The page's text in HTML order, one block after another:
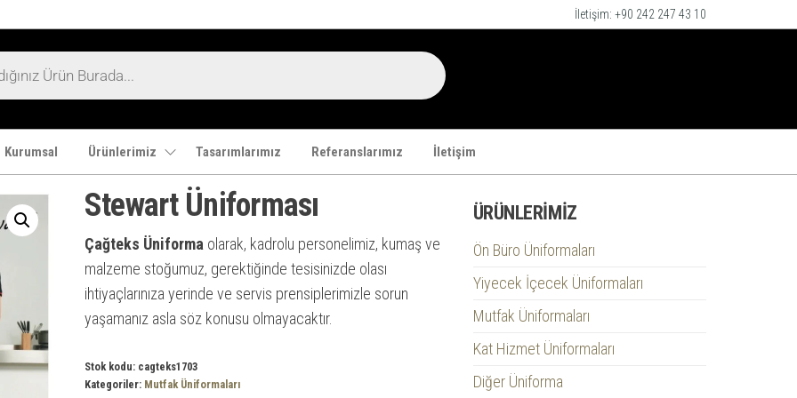
İletişim: +90 242 247 43 10
Kurumsal Ürünlerimiz Tasarımlarımız Referanslarımız İletişim
Stewart Üniforması
Çağteks Üniforma olarak, kadrolu personelimiz, kumaş ve
malzeme stoğumuz, gerektiğinde tesisinizde olası
ihtiyaçlarınıza yerinde ve servis prensiplerimizle sorun
yaşamanız asla söz konusu olmayacaktır.
Stok kodu: cagteks1703
Kategoriler: Mutfak Üniformaları
ÜRÜNLERIMIZ
Ön Büro Üniformaları
Yiyecek İçecek Üniformaları
Mutfak Üniformaları
Kat Hizmet Üniformaları
Diğer Üniforma